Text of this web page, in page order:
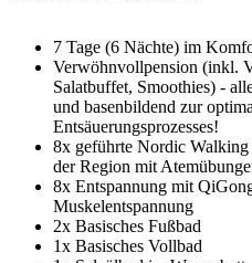
7 Tage (6 Nächte) im
Verwöhnvollpension (inkl.
Salatbuffet, Smoothies) -
und basenbildend zur
Entsäuerungsprozesses!
8x geführte Nordic Walking
der Region mit
8x Entspannung mit
Muskelentspannung
2x Basisches Fußbad
1x Basisches Vollbad